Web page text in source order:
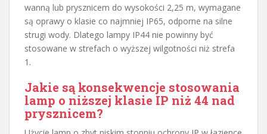
wanną lub prysznicem do wysokości 2,25 m, wymagane
są oprawy o klasie co najmniej IP65, odporne na silne
strugi wody. Dlatego lampy IP44 nie powinny być
stosowane w strefach o wyższej wilgotności niż strefa
1.
Jakie są konsekwencje stosowania
lamp o niższej klasie IP niż 44 nad
prysznicem?